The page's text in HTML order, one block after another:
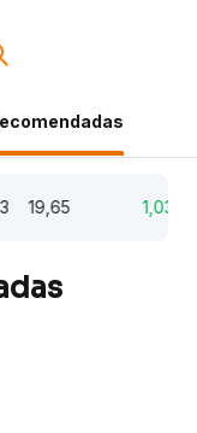
19,65 1,03%